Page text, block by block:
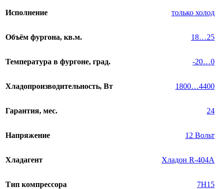
Исполнение только холод
Объём фургона, кв.м. 18…25
Температура в фургоне, град. -20…0
Хладопроизводительность, Вт 1800…4400
Гарантия, мес. 24
Напряжение 12 Вольт
Хладагент Хладон R-404A
Тип компрессора 7H15